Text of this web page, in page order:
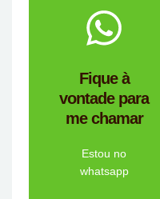
Fique à
vontade para
me chamar
Estou no
whatsapp
Tem dúvidas se a
Personalizado é a
empresa de
brindes certa para
Me chama
no